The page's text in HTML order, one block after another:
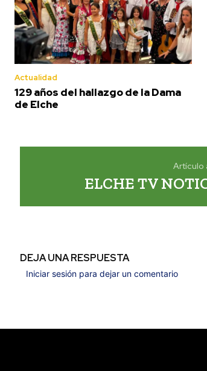
Actualidad
129 años del hallazgo de la Dama
de Elche
Artículo
ELCHE TV
DEJA UNA RESPUESTA
Iniciar sesión para dejar un comentario